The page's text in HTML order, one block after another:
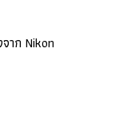
าก Nikon